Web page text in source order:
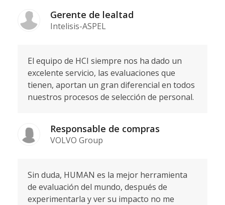
Gerente de lealtad
Intelisis-ASPEL
El equipo de HCI siempre nos ha dado un
excelente servicio, las evaluaciones que
tienen, aportan un gran diferencial en todos
nuestros procesos de selección de personal.
Responsable de compras
VOLVO Group
Sin duda, HUMAN es la mejor herramienta
de evaluación del mundo, después de
experimentarla y ver su impacto no me